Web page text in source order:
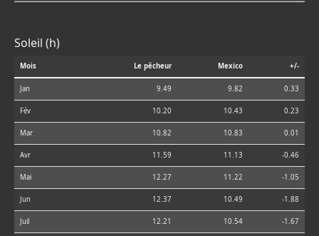
Soleil (h)
Mois Le pêcheur Mexico +/-
Jan 9.49 9.82 0.33
Fév 10.20 10.43 0.23
Mar 10.82 10.83 0.01
Avr 11.59 11.13 -0.46
Mai 12.27 11.22 -1.05
Jun 12.37 10.49 -1.88
Juil 12.21 10.54 -1.67